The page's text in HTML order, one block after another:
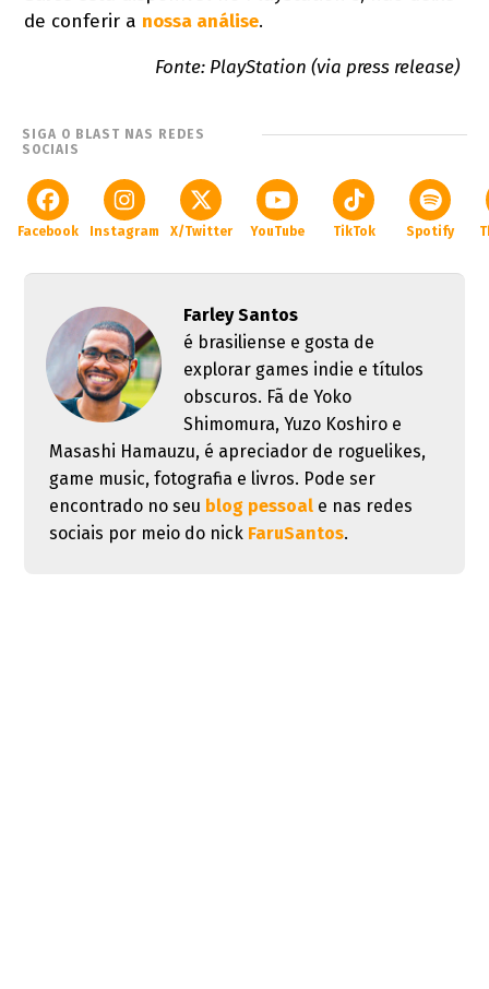
de conferir a nossa análise.
Fonte: PlayStation (via press release)
SIGA O BLAST NAS REDES
SOCIAIS
Facebook Instagram X/Twitter YouTube TikTok Spotify
Farley Santos
é brasiliense e gosta de
explorar games indie e títulos
obscuros. Fã de Yoko
Shimomura, Yuzo Koshiro e
Masashi Hamauzu, é apreciador de roguelikes,
game music, fotografia e livros. Pode ser
encontrado no seu blog pessoale nas redes
sociais por meio do nick FaruSantos.